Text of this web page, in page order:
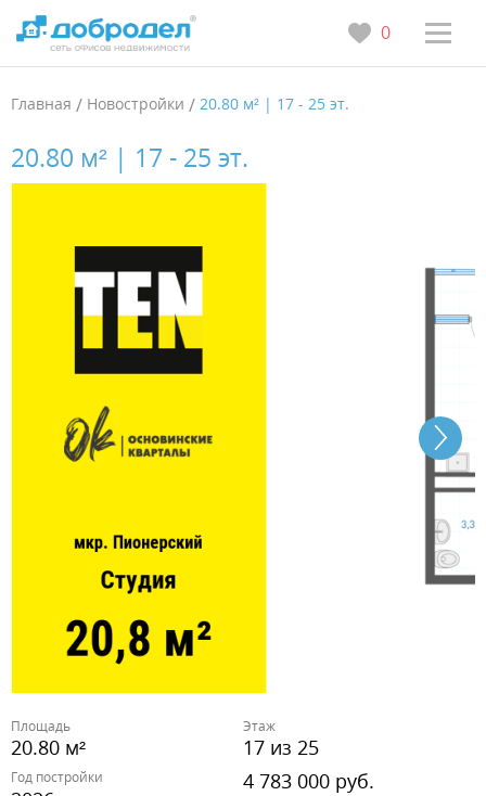
0
Главная / Новостройки / 20.80 м² | 17 - 25 эт.
20.80 м² | 17 - 25 эт.
Площадь
20.80 м²
Этаж
17 из 25
Год постройки 4 783 000 руб.